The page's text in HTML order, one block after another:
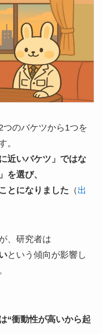
のバケツから1つを
。
近いバケツ」ではな
を選び、
とになりました （ 出
、研究者は
という傾向が影響し
“衝動性が高いから起